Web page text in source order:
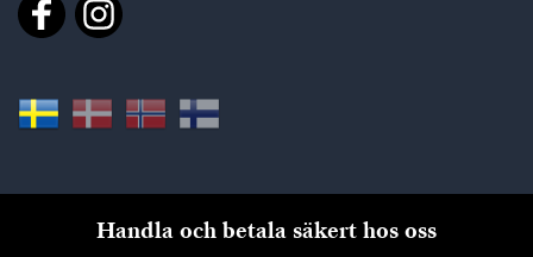
Handla och betala säkert hos oss